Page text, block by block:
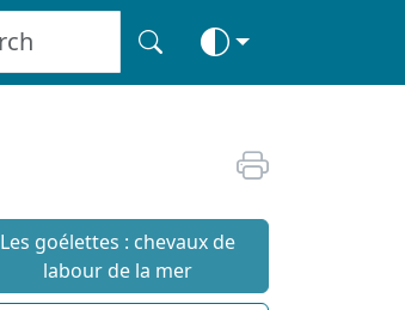
Les goélettes : chevaux de
labour de la mer